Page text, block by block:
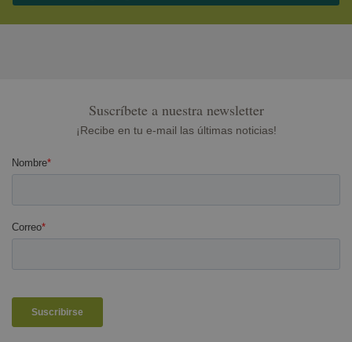
Suscríbete a nuestra newsletter
¡Recibe en tu e-mail las últimas noticias!